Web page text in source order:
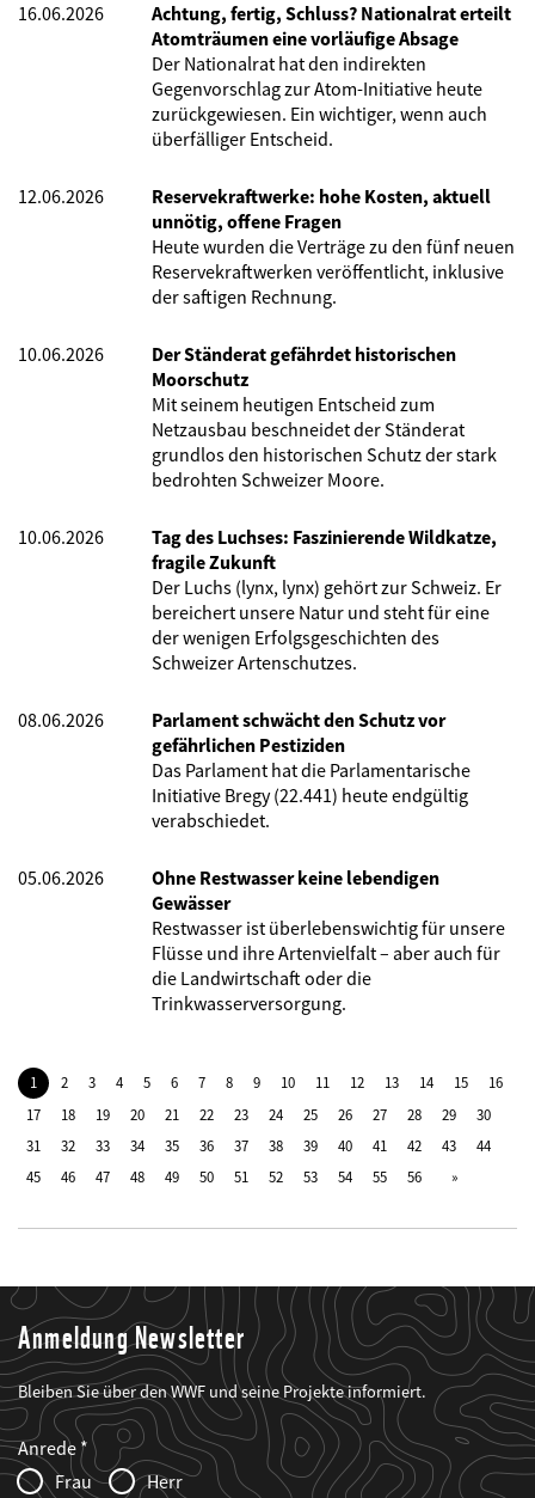
16.06.2026
Achtung, fertig, Schluss? Nationalrat erteilt
Atomträumen eine vorläufige Absage
Der Nationalrat hat den indirekten
Gegenvorschlag zur Atom-Initiative heute
zurückgewiesen. Ein wichtiger, wenn auch
überfälliger Entscheid.
12.06.2026
Reservekraftwerke: hohe Kosten, aktuell
unnötig, offene Fragen
Heute wurden die Verträge zu den fünf neuen
Reservekraftwerken veröffentlicht, inklusive
der saftigen Rechnung.
10.06.2026
Der Ständerat gefährdet historischen
Moorschutz
Mit seinem heutigen Entscheid zum
Netzausbau beschneidet der Ständerat
grundlos den historischen Schutz der stark
bedrohten Schweizer Moore.
10.06.2026
Tag des Luchses: Faszinierende Wildkatze,
fragile Zukunft
Der Luchs (lynx, lynx) gehört zur Schweiz. Er
bereichert unsere Natur und steht für eine
der wenigen Erfolgsgeschichten des
Schweizer Artenschutzes.
08.06.2026
Parlament schwächt den Schutz vor
gefährlichen Pestiziden
Das Parlament hat die Parlamentarische
Initiative Bregy (22.441) heute endgültig
verabschiedet.
05.06.2026
Ohne Restwasser keine lebendigen
Gewässer
Restwasser ist überlebenswichtig für unsere
Flüsse und ihre Artenvielfalt – aber auch für
die Landwirtschaft oder die
Trinkwasserversorgung.
1 2 3 4 5 6 7 8 9 10 11 12 13 14 15
16
17
18 19 20 21 22 23 24 25 26 27 28 29
30
31
32 33 34 35 36 37 38 39 40 41 42 43
44
45
46 47 48 49 50 51 52 53 54 55 56
Anmeldung Newsletter
Bleiben Sie über den WWF und seine Projekte informiert.
Web2Case
Infofelder
Fieldset
anrede_name
Anrede
Frau
Herr